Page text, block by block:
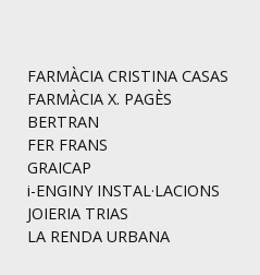
FARMÀCIA CRISTINA CASAS
FARMÀCIA X. PAGÈS
BERTRAN
FER FRANS
GRAICAP
i-ENGINY INSTAL·LACIONS
JOIERIA TRIAS
LA RENDA URBANA